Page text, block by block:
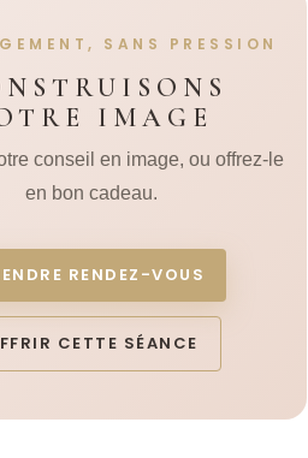
SANS PRESSION
IMAGE
conseil en image, ou offrez-le
en bon cadeau.
RENDEZ-VOUS
CETTE SÉANCE